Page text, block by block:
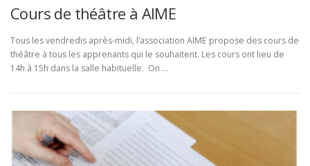
Cours de théâtre à AIME
Tous les vendredis après-midi, l’association AIME propose des cours de
théâtre à tous les apprenants qui le souhaitent. Les cours ont lieu de
14h à 15h dans la salle habituelle. On …